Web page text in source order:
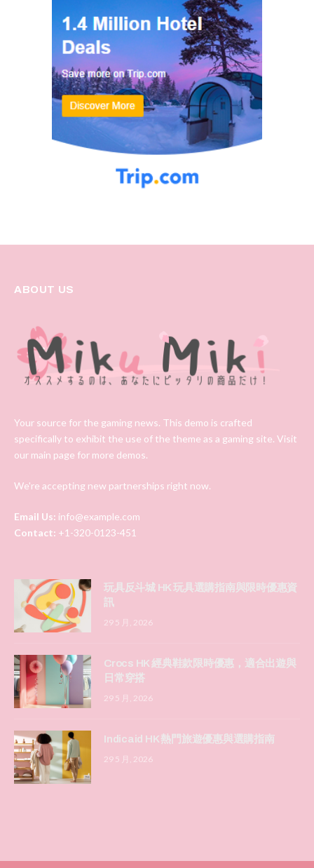
ABOUT US
Your source for the gaming news. This demo is crafted
specifically to exhibit the use of the theme as a gaming site. Visit
our main page for more demos.
We're accepting new partnerships right now.
Email Us: info@example.com
Contact: +1-320-0123-451
玩具反斗城 HK 玩具選購指南與限時優惠資
訊
29 5 月, 2026
Crocs HK 經典鞋款限時優惠，適合出遊與
日常穿搭
29 5 月, 2026
Indicaid HK 熱門旅遊優惠與選購指南
29 5 月, 2026